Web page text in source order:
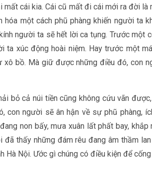
cái kia. Cái cũ mất đi cái mới ra đời là
hóa một cách phũ phàng khiến người ta
người ta sẽ hết lời ca tụng. Trước một
ta xúc động hoài niệm. Hay trước một
bồ. Mà giữ được những điều đó, con
bỏ cả núi tiền cũng không cứu vãn
con người sẽ ân hận về sự phũ phàng,
non bấy, mưa xuân lất phất bay,
đã thấy những đám rêu đang âm thầm
Hà Nội. Ước gì chúng có điều kiện để